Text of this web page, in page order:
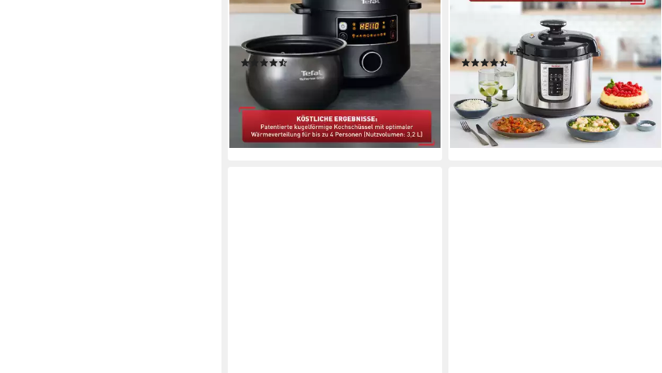
Reislöffel und Kelle
5 l Kapazität
(170)
109,00 € UVP199,99 €
nur diesen Monat
9,96 €mtl. in 12 Raten
-45%
lieferbar - in 1-2 Werktagen bei dir
& Rezepten
Leistung
6 l
Kapazität
(358)
95,89 € UVP 149,99 €
-36%
lieferbar - in 1-2 Werktagen bei dir